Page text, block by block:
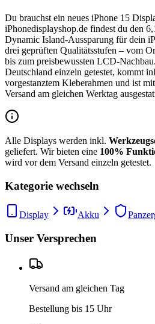
Du brauchst ein neues iPhone 15
iPhonedisplayshop.de findest du den
Dynamic Island-Aussparung für dein
drei geprüften Qualitätsstufen – vom
bis zum preisbewussten LCD-
Deutschland einzeln getestet, kommt
vorgestanztem Kleberahmen und ist
Versand am gleichen Werktag
Alle Displays werden inkl.
geliefert. Wir bieten eine 100%
wird vor dem Versand einzeln getestet.
Kategorie wechseln
Display Akku
Unser Versprechen
Versand am gleichen Tag
Bestellung bis 15 Uhr